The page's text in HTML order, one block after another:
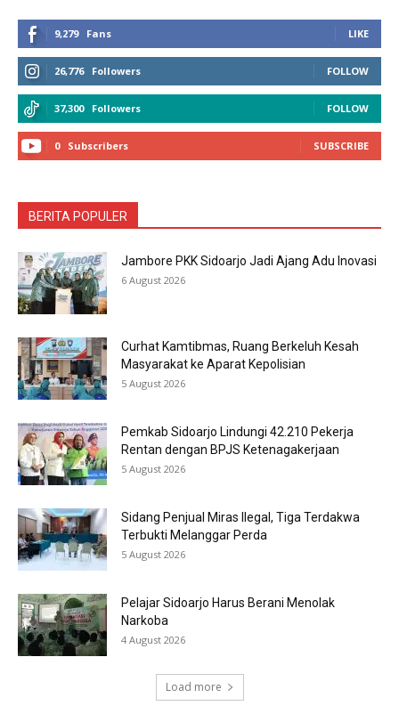
9,279 Fans LIKE
26,776 Followers FOLLOW
37,300 Followers FOLLOW
0 Subscribers SUBSCRIBE
BERITA POPULER
Jambore PKK Sidoarjo Jadi Ajang Adu Inovasi
6 August 2026
Curhat Kamtibmas, Ruang Berkeluh Kesah
Masyarakat ke Aparat Kepolisian
5 August 2026
Pemkab Sidoarjo Lindungi 42.210 Pekerja
Rentan dengan BPJS Ketenagakerjaan
5 August 2026
Sidang Penjual Miras Ilegal, Tiga Terdakwa
Terbukti Melanggar Perda
5 August 2026
Pelajar Sidoarjo Harus Berani Menolak
Narkoba
4 August 2026
Load more